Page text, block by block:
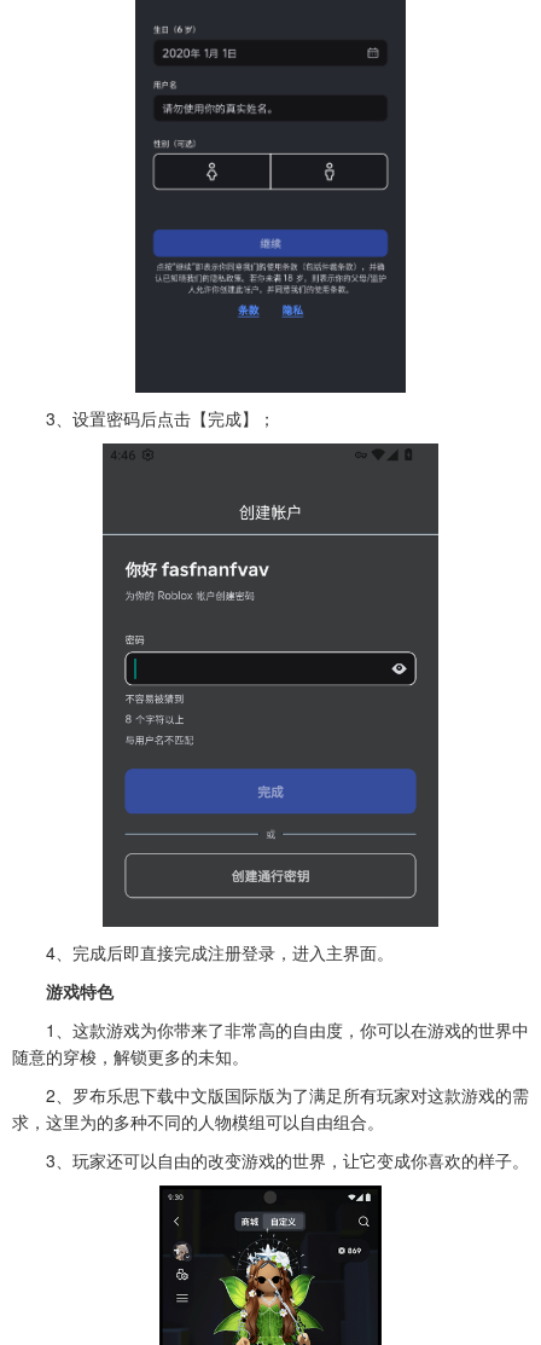
3、设置密码后点击【完成】；
4、完成后即直接完成注册登录，进入主界面。
游戏特色
1、这款游戏为你带来了非常高的自由度，你可以在游戏的世界中
随意的穿梭，解锁更多的未知。
2、罗布乐思下载中文版国际版为了满足所有玩家对这款游戏的需
求，这里为的多种不同的人物模组可以自由组合。
3、玩家还可以自由的改变游戏的世界，让它变成你喜欢的样子。